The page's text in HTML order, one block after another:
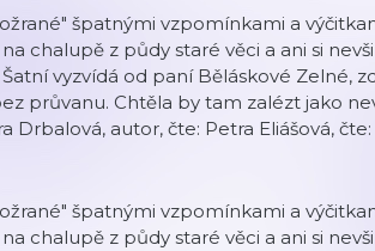
špatnými vzpomínkami a
chalupě z půdy staré věci a ani si
vyzvídá od paní Běláskové Zelné,
průvanu. Chtěla by tam zalézt jako
Drbalová, autor, čte: Petra Eliášová,
špatnými vzpomínkami a
chalupě z půdy staré věci a ani si